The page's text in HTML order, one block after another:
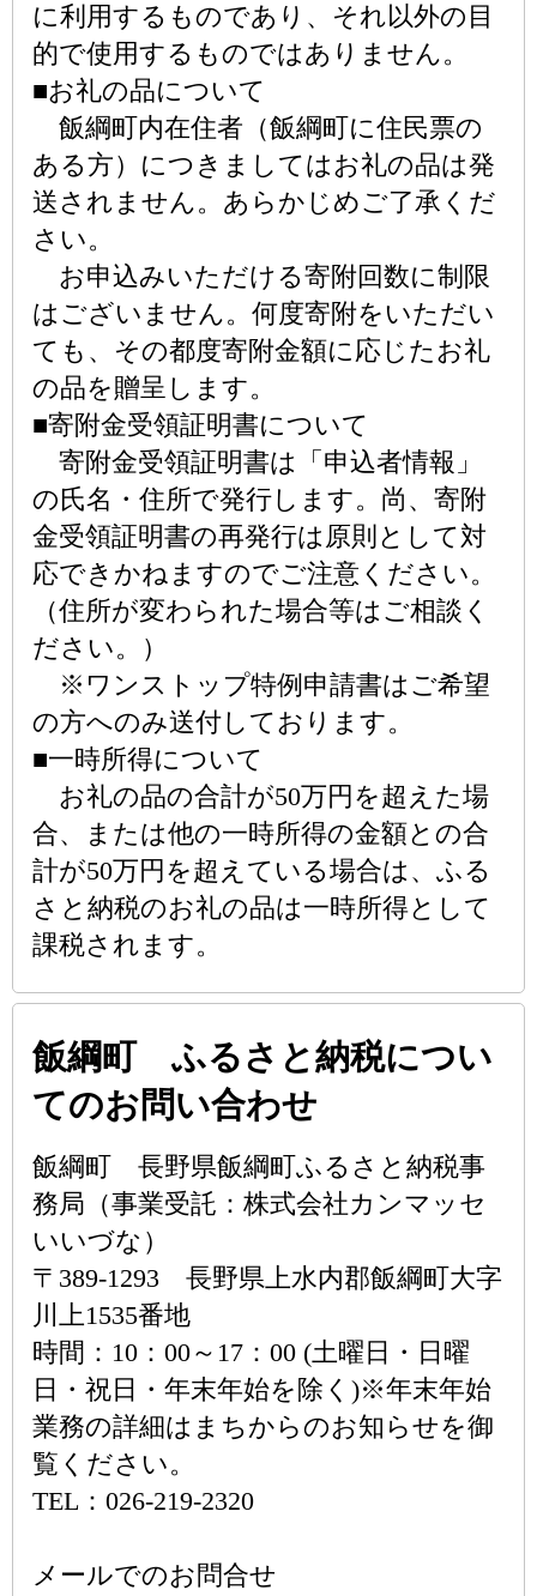
に利用するものであり、それ以外の目
的で使用するものではありません。
■お礼の品について
飯綱町内在住者（飯綱町に住民票の
ある方）につきましてはお礼の品は発
送されません。あらかじめご了承くだ
さい。
お申込みいただける寄附回数に制限
はございません。何度寄附をいただい
ても、その都度寄附金額に応じたお礼
の品を贈呈します。
■寄附金受領証明書について
寄附金受領証明書は「申込者情報」
の氏名・住所で発行します。尚、寄附
金受領証明書の再発行は原則として対
応できかねますのでご注意ください。
（住所が変わられた場合等はご相談く
ださい。）
※ワンストップ特例申請書はご希望
の方へのみ送付しております。
■一時所得について
お礼の品の合計が50万円を超えた場
合、または他の一時所得の金額との合
計が50万円を超えている場合は、ふる
さと納税のお礼の品は一時所得として
課税されます。
飯綱町 ふるさと納税につい
てのお問い合わせ
飯綱町 長野県飯綱町ふるさと納税事
務局（事業受託：株式会社カンマッセ
いいづな）
〒389-1293 長野県上水内郡飯綱町大字
川上1535番地
時間：10：00～17：00 (土曜日・日曜
日・祝日・年末年始を除く)※年末年始
業務の詳細はまちからのお知らせを御
覧ください。
TEL：026-219-2320
メールでのお問合せ